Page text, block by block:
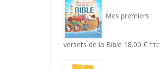
Mes premiers
versets de la Bible 18.00 € TTC